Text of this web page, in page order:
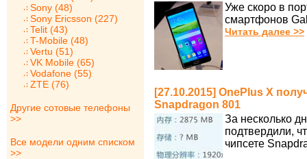
Sony (48)
Sony Ericsson (227)
Telit (43)
T-Mobile (48)
Vertu (51)
VK Mobile (65)
Vodafone (55)
ZTE (76)
Другие сотовые телефоны
>>
Все модели одним списком
>>
Уже скоро в
смартфонов
Читать далее >>
[27.10.2015] OnePlus X
Snapdragon 801
За несколько
подтвердили,
чипсете